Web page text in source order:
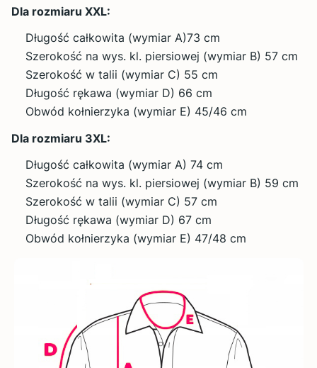
Dla rozmiaru XXL:
Długość całkowita (wymiar A)73 cm
Szerokość na wys. kl. piersiowej (wymiar B) 57 cm
Szerokość w talii (wymiar C) 55 cm
Długość rękawa (wymiar D) 66 cm
Obwód kołnierzyka (wymiar E) 45/46 cm
Dla rozmiaru 3XL:
Długość całkowita (wymiar A) 74 cm
Szerokość na wys. kl. piersiowej (wymiar B) 59 cm
Szerokość w talii (wymiar C) 57 cm
Długość rękawa (wymiar D) 67 cm
Obwód kołnierzyka (wymiar E) 47/48 cm